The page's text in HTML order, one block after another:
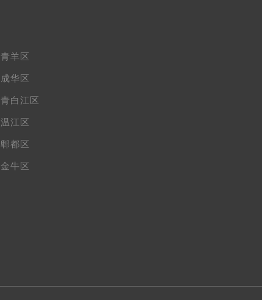
青羊区
成华区
青白江区
温江区
郫都区
金牛区